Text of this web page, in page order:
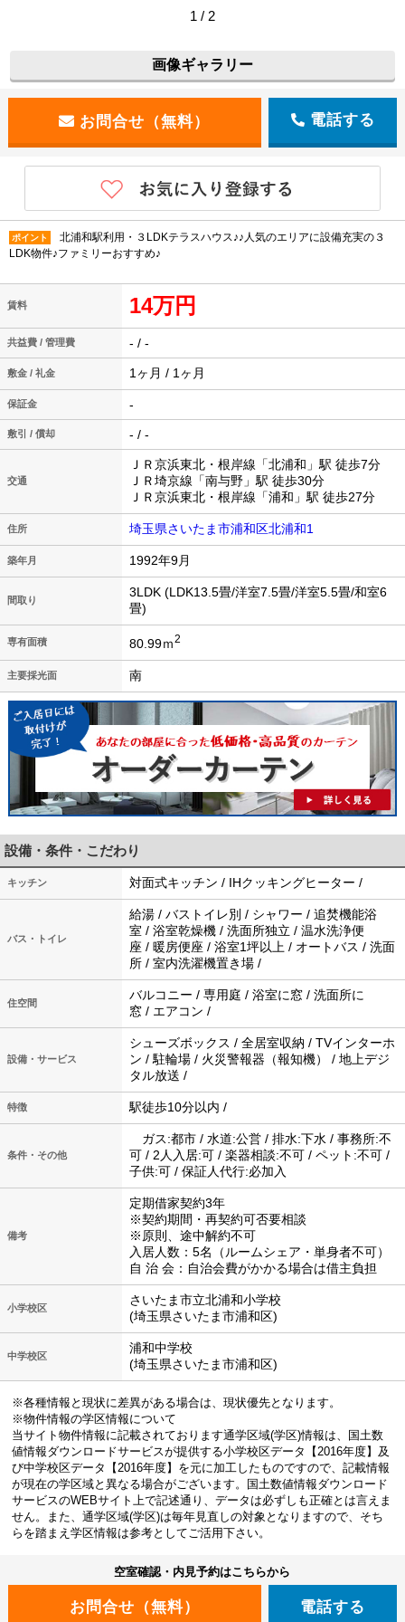
1 / 2
画像ギャラリー
電話する
ポイント
北浦和駅利用・３LDKテラスハウス♪♪人気のエリアに設備充実の３
LDK物件♪ファミリーおすすめ♪
賃料 14万円
共益費 / 管理費 - / -
敷金 / 礼金 1ヶ月 / 1ヶ月
保証金 -
敷引 / 償却 - / -
交通
ＪＲ京浜東北・根岸線「北浦和」駅 徒歩7分
ＪＲ埼京線「南与野」駅 徒歩30分
ＪＲ京浜東北・根岸線「浦和」駅 徒歩27分
住所 埼玉県さいたま市浦和区北浦和1
築年月 1992年9月
間取り
3LDK (LDK13.5畳/洋室7.5畳/洋室5.5畳/和室6
畳)
専有面積 80.99ｍ2
主要採光面 南
設備・条件・こだわり
キッチン 対面式キッチン / IHクッキングヒーター /
バス・トイレ
給湯 / バストイレ別 / シャワー / 追焚機能浴
室 / 浴室乾燥機 / 洗面所独立 / 温水洗浄便
座 / 暖房便座 / 浴室1坪以上 / オートバス / 洗面
所 / 室内洗濯機置き場 /
住空間
バルコニー / 専用庭 / 浴室に窓 / 洗面所に
窓 / エアコン /
設備・サービス
シューズボックス / 全居室収納 / TVインターホ
ン / 駐輪場 / 火災警報器（報知機） / 地上デジ
タル放送 /
特徴 駅徒歩10分以内 /
条件・その他
ガス:都市 / 水道:公営 / 排水:下水 / 事務所:不
可 / 2人入居:可 / 楽器相談:不可 / ペット:不可 /
子供:可 / 保証人代行:必加入
備考
定期借家契約3年
※契約期間・再契約可否要相談
※原則、途中解約不可
入居人数：5名（ルームシェア・単身者不可）
自 治 会：自治会費がかかる場合は借主負担
小学校区
さいたま市立北浦和小学校
(埼玉県さいたま市浦和区)
中学校区
浦和中学校
(埼玉県さいたま市浦和区)
※各種情報と現状に差異がある場合は、現状優先となります。
※物件情報の学区情報について
当サイト物件情報に記載されております通学区域(学区)情報は、国土数
値情報ダウンロードサービスが提供する小学校区データ【2016年度】及
び中学校区データ【2016年度】を元に加工したものですので、記載情報
が現在の学区域と異なる場合がございます。国土数値情報ダウンロード
サービスのWEBサイト上で記述通り、データは必ずしも正確とは言えま
せん。また、通学区域(学区)は毎年見直しの対象となりますので、そち
らを踏まえ学区情報は参考としてご活用下さい。
空室確認・内見予約はこちらから
電話する